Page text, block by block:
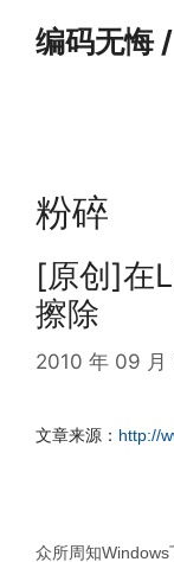
编码无悔
粉碎
[原创]在
擦除
2010 年 09 月
文章来源： http://
众所周知